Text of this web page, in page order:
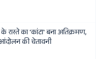
रास्ते का 'कांटा' बना अतिक्रमण,
की चेतावनी